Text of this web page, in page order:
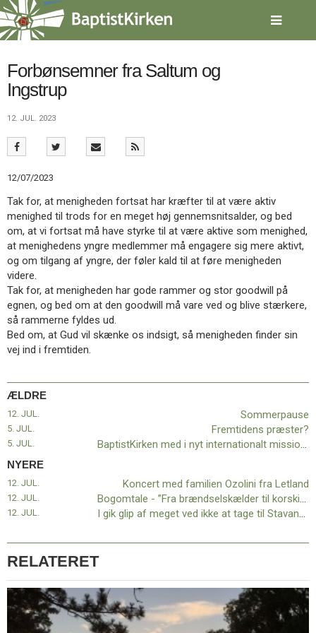
Spring
menu
over
gå
indholdVend
forsiden
Forside
3.0:
Kalender
4.0:
Inspiration
5.0:
Værktøjskassen
6.0:
Mission
7.0:
Om
BaptistKirken
8.0:
Kontakt
9.0:
Forside
10.0:
Nyheder
11.0:
Kalender
12.0:
Inspiration
13.0:
Værktøjskassen
15.0:
Om
BaptistKirken
16.0:
Kontakt
Næste
indlæg:
Koncert
med
familien
Ozolini
LetlandForrige
indlæg:
Sommerpause
Forbønsemner fra Saltum og
Ingstrup
12. JUL. 2023
12/07/2023
Tak for, at menigheden fortsat har kræfter til at være aktiv
menighed til trods for en meget høj gennemsnitsalder, og bed
om, at vi fortsat må have styrke til at være aktive som menighed,
at menighedens yngre medlemmer må engagere sig mere aktivt,
og om tilgang af yngre, der føler kald til at føre menigheden
videre.
Tak for, at menigheden har gode rammer og stor goodwill på
egnen, og bed om at den goodwill må vare ved og blive stærkere,
så rammerne fyldes ud.
Bed om, at Gud vil skænke os indsigt, så menigheden finder sin
vej ind i fremtiden.
ÆLDRE
12. JUL. Sommerpause
5. JUL. Fremtidens præster?
5. JUL. BaptistKirken med i nyt internationalt missionalt netværk
NYERE
Koncert med familien Ozolini fra Letland
12. JUL.
Bogomtale - ”Fra brændselskælder til korskirke”
12. JUL.
I gik glip af meget ved ikke at tage til Stavanger
12. JUL.
RELATERET